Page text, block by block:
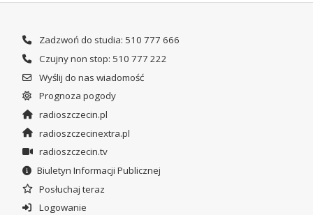
Zadzwoń do studia: 510 777 666
Czujny non stop: 510 777 222
Wyślij do nas wiadomość
Prognoza pogody
radioszczecin.pl
radioszczecinextra.pl
radioszczecin.tv
Biuletyn Informacji Publicznej
Posłuchaj teraz
Logowanie